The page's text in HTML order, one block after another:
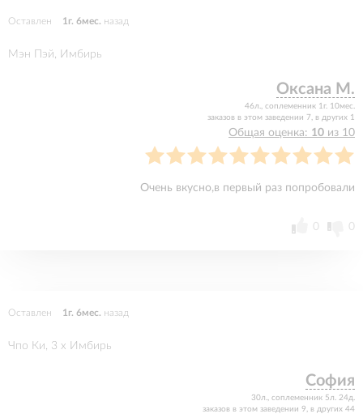
Оставлен 1г. 6мес. назад
Мэн Пэй, Имбирь
Оксана М.
46л., соплеменник 1г. 10мес.
заказов в этом заведении 7, в других 1
Общая оценка: 10 из 10
Очень вкусно,в первый раз попробовали
0 0
Оставлен 1г. 6мес. назад
Чпо Ки, 3 x Имбирь
София
30л., соплеменник 5л. 24д.
заказов в этом заведении 9, в других 44